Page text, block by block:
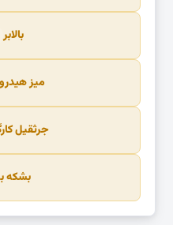
بالابر
میز
جرثقیل
بشکه